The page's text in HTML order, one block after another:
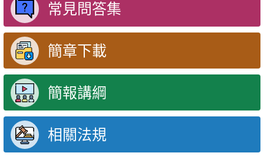
常見問答集
簡章下載
簡報講綱
相關法規